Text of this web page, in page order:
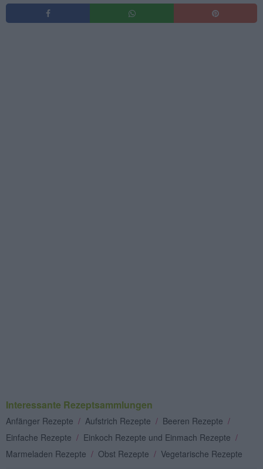
Interessante Rezeptsammlungen
Anfänger Rezepte / Aufstrich Rezepte / Beeren Rezepte /
Einfache Rezepte / Einkoch Rezepte und Einmach Rezepte /
Marmeladen Rezepte / Obst Rezepte / Vegetarische Rezepte